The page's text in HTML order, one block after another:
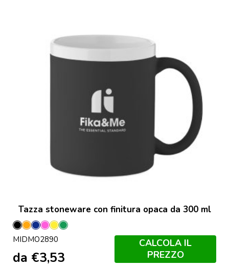
Tazza stoneware con finitura opaca da 300 ml
NeroArancio
Neon
Francese
Navy
Fucsia
Neon
Giallo
Neon
Verde
MIDMO2890
da €3,53
CALCOLA IL
PREZZO